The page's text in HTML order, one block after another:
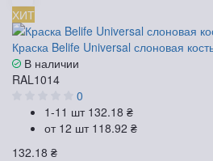
ХИТ
Краска Belife Universal слоновая
В наличии
RAL1014
0
1-11 шт 132.18 ₴
от 12 шт 118.92 ₴
132.18 ₴